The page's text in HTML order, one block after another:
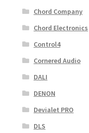
Chord Company
Chord Electronics
Control4
Cornered Audio
DALI
DENON
Devialet PRO
DLS